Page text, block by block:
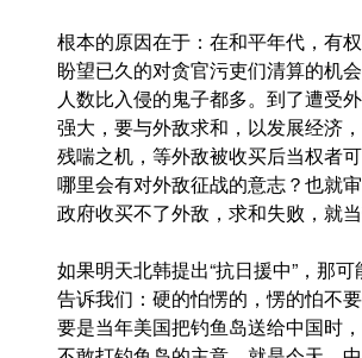
根本的原因在于：在和平年代，有
盼望已久的对贪官污吏们清算的机
人数比入侵的鬼子都多。到了遭受
强大，要与外敌求和，以发展经济
残喘之机，等外敌被收买后当权者
哪里会有对外敌征战的意志？也就
政府收买不了外敌，求和失败，就
如果明天北韩提出“抗日援中”，那
告诉我们：硬的怕愣的，愣的怕不
要是当年美国把钓鱼岛送给中国时